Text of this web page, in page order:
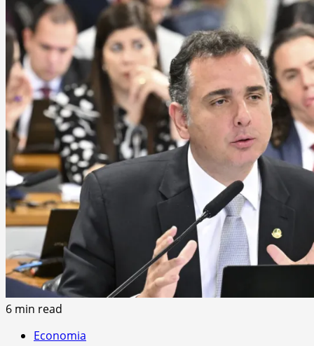
6 min read
Economia